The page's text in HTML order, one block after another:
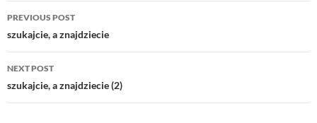
Post
navigation
PREVIOUS POST
szukajcie, a znajdziecie
NEXT POST
szukajcie, a znajdziecie (2)